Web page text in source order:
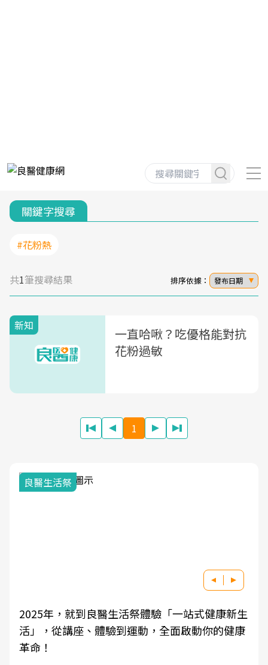
關鍵字搜尋
#花粉熱
共1筆搜尋結果 排序依據： 發布日期
新知
一直哈啾？吃優格能對抗
花粉過敏
1
新生
康
我與健康韌性的距離
良醫健康網從「換季的身體變化」出發，透過
學觀點與日常感受的對話，建立對亞健康的認
知，進而引導實際的改善行動。